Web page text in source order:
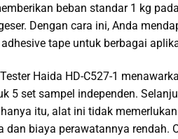
beban standar 1 kg
Dengan cara ini, Anda
tape untuk berbagai
Haida HD-C527-1
5 set sampel independen.
itu, alat ini tidak
dan biaya perawatannya